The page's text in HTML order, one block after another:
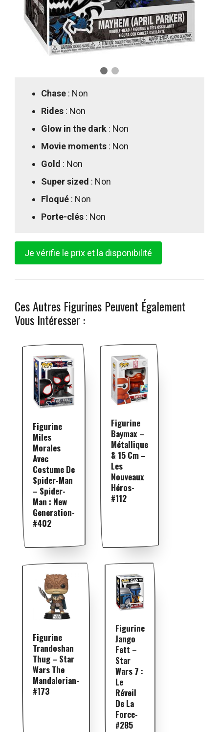
Chase : Non
Rides : Non
Glow in the dark : Non
Movie moments : Non
Gold : Non
Super sized : Non
Floqué : Non
Porte-clés : Non
Je vérifie le prix et la disponibilité
Ces Autres Figurines Peuvent Également
Vous Intéresser :
Figurine
Miles
Morales
Avec
Costume De
Spider-Man
– Spider-
Man : New
Generation-
#402
Figurine
Baymax –
Métallique
& 15 Cm –
Les
Nouveaux
Héros-
#112
Figurine
Trandoshan
Thug – Star
Wars The
Mandalorian-
#173
Figurine
Jango
Fett –
Star
Wars 7 :
Le
Réveil
De La
Force-
#285